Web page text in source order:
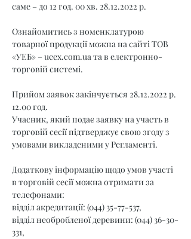
саме – до 12 год. 00 хв. 28.12.2022 р.
Ознайомитись з номенклатурою
товарної продукції можна на сайті ТОВ
«УЕБ» – ueex.com.ua та в електронно-
торговій системі.
Прийом заявок закінчується 28.12.2022 р.
12.00 год.
Учасник, який подає заявку на участь в
торговій сесії підтверджує свою згоду з
умовами викладеними у Регламенті.
Додаткову інформацію щодо умов участі
в торговій сесії можна отримати за
телефонами:
відділ акредитації: (044) 35-77-537,
відділ необробленої деревини: (044) 36-30-
331,